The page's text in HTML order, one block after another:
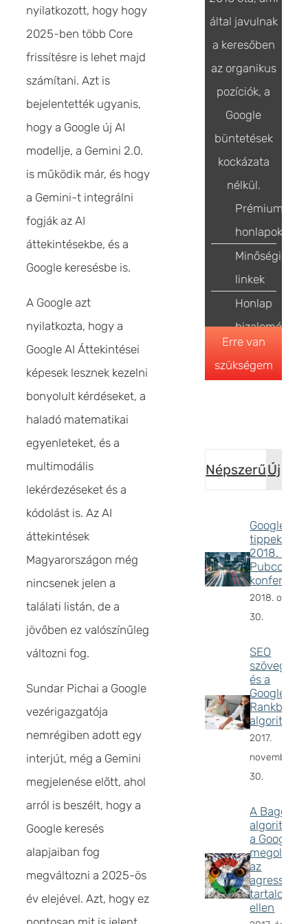
nyilatkozott, hogy hogy
2025-ben több Core
frissítésre is lehet majd
számítani. Azt is
bejelentették ugyanis,
hogy a Google új AI
modellje, a Gemini 2.0.
is működik már, és hogy
a Gemini-t integrálni
fogják az AI
áttekintésekbe, és a
Google keresésbe is.
A Google azt
nyilatkozta, hogy a
Google AI Áttekintései
képesek lesznek kezelni
bonyolult kérdéseket, a
haladó matematikai
egyenleteket, és a
multimodális
lekérdezéseket és a
kódolást is. Az AI
áttekintések
Magyarországon még
nincsenek jelen a
találati listán, de a
jövőben ez valószínűleg
változni fog.
Sundar Pichai a Google
vezérigazgatója
nemrégiben adott egy
interjút, még a Gemini
megjelenése előtt, ahol
arról is beszélt, hogy a
Google keresés
alapjaiban fog
megváltozni a 2025-ös
év elejével. Azt, hogy ez
által javulnak
a keresőben
az organikus
pozíciók, a
Google
büntetések
kockázata
nélkül.
Prémium
honlapok
Minőségi
linkek
Honlap
bizalomépítés
Erre van
szükségem
NépszerűÚj
Google
tippek
2018. –
Pubcon
2018.
30.
SEO
szövegírás
és a
Google
Rankbrain
algoritmus
2017.
november
30.
A Bagoly
algoritmus:
a Google
megoldása
az
agresszív
tartalom
ellen